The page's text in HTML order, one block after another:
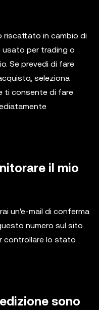
riscattato in cambio di
usato per trading o
Se prevedi di fare
seleziona
ti consente di fare
il mio
un'e-mail di conferma
numero sul sito
controllare lo stato
sono